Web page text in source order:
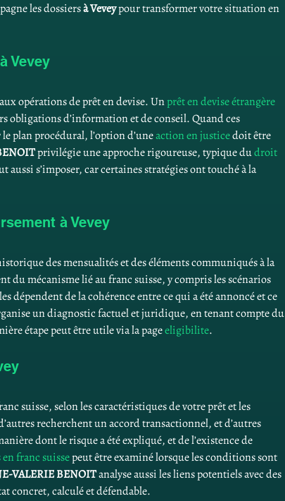
les dossiers à Vevey pour transformer votre situation en
Vevey
opérations de prêt en devise. Un prêt en devise étrangère
obligations d’information et de conseil. Quand ces
plan procédural, l’option d’une action en justice doit être
privilégie une approche rigoureuse, typique du droit
s’imposer, car certaines stratégies ont touché à la
à Vevey
des mensualités et des éléments communiqués à la
du mécanisme lié au franc suisse, y compris les scénarios
dépendent de la cohérence entre ce qui a été annoncé et ce
un diagnostic factuel et juridique, en tenant compte du
étape peut être utile via la page eligibilite.
suisse, selon les caractéristiques de votre prêt et les
recherchent un accord transactionnel, et d’autres
dont le risque a été expliqué, et de l’existence de
franc suisse peut être examiné lorsque les conditions sont
VALERIE BENOIT analyse aussi les liens potentiels avec des
concret, calculé et défendable.